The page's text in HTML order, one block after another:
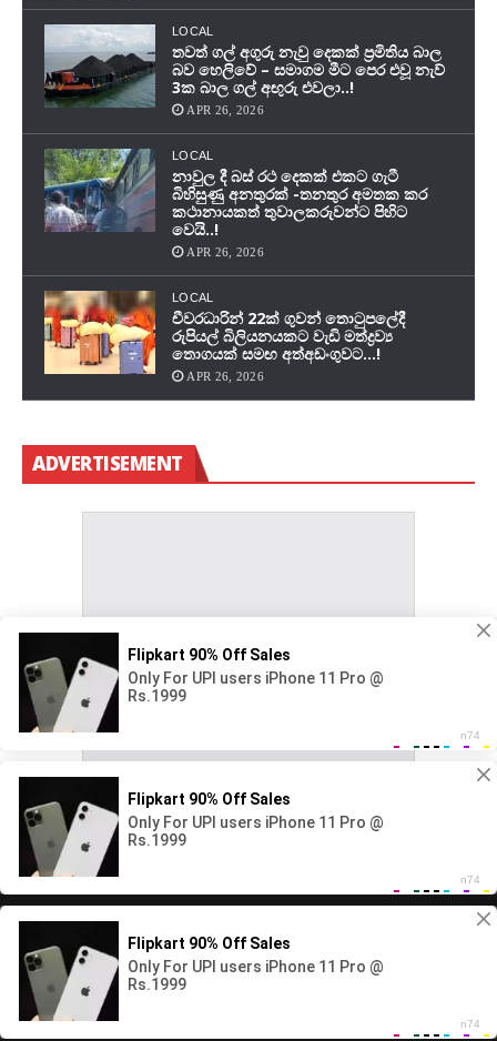
LOCAL
තවත් ගල් අගුරු නැවු දෙකක් ප‍්‍රමිතිය බාල
බව හෙලිවේ – සමාගම මීට පෙර එවූ නැව්
3ක බාල ගල් අඟුරු එවලා..!
APR 26, 2026
LOCAL
නාවුල දී බස් රථ දෙකක් එකට ගැටී
බිහිසුණු අනතුරක් -තනතුර අමතක කර
කථානායකත් තුවාලකරුවන්ට පිහිට
වෙයි..!
APR 26, 2026
LOCAL
චීවරධාරින් 22ක් ගුවන් තොටුපලේදී
රුපියල් බිලියනයකට වැඩි මත්ද්‍රව්‍ය
තොගයක් සමඟ අත්අඩංගුවට…!
APR 26, 2026
ADVERTISEMENT
Copyright All rights reserved Ape Rata.net 2026©
Home
Local Life Style Cultivate and Gardening
Entertainment Sports Featured
Technology
Privacy Policy